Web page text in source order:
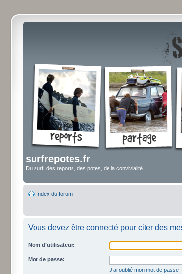
surfrepotes.fr
Du surf, des reports, des potes, de la convivialité
Index du forum
Vous devez être connecté pour citer des
Nom d’utilisateur:
Mot de passe:
J’ai oublié mon mot de passe